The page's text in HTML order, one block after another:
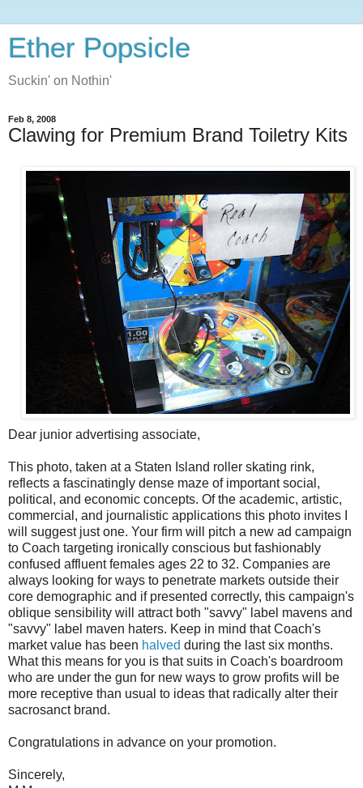
Ether Popsicle
Suckin' on Nothin'
Feb 8, 2008
Clawing for Premium Brand Toiletry Kits
Dear junior advertising associate,
This photo, taken at a Staten Island roller skating rink,
reflects a fascinatingly dense maze of important social,
political, and economic concepts. Of the academic, artistic,
commercial, and journalistic applications this photo invites I
will suggest just one. Your firm will pitch a new ad campaign
to Coach targeting ironically conscious but fashionably
confused affluent females ages 22 to 32. Companies are
always looking for ways to penetrate markets outside their
core demographic and if presented correctly, this campaign's
oblique sensibility will attract both "savvy" label mavens and
"savvy" label maven haters. Keep in mind that Coach's
market value has been halved during the last six months.
What this means for you is that suits in Coach's boardroom
who are under the gun for new ways to grow profits will be
more receptive than usual to ideas that radically alter their
sacrosanct brand.
Congratulations in advance on your promotion.
Sincerely,